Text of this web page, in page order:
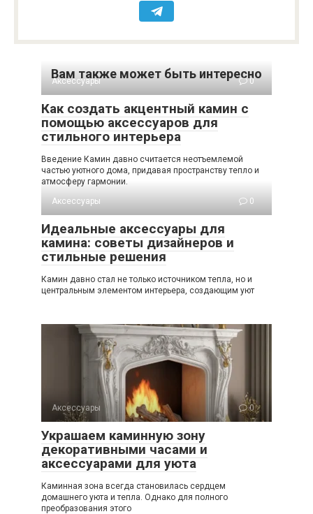
Вам также может быть интересно
Аксессуары 0
Как создать акцентный камин с
помощью аксессуаров для
стильного интерьера
Введение Камин давно считается неотъемлемой
частью уютного дома, придавая пространству тепло и
атмосферу гармонии.
Аксессуары
0
Идеальные аксессуары для
камина: советы дизайнеров и
стильные решения
Камин давно стал не только источником тепла, но и
центральным элементом интерьера, создающим уют
Аксессуары 0
Украшаем каминную зону
декоративными часами и
аксессуарами для уюта
Каминная зона всегда становилась сердцем
домашнего уюта и тепла. Однако для полного
преобразования этого